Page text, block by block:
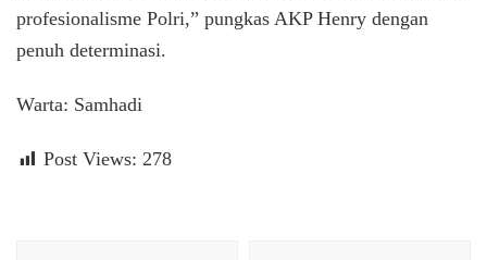
profesionalisme Polri,” pungkas AKP Henry dengan
penuh determinasi.
Warta: Samhadi
Post Views: 278